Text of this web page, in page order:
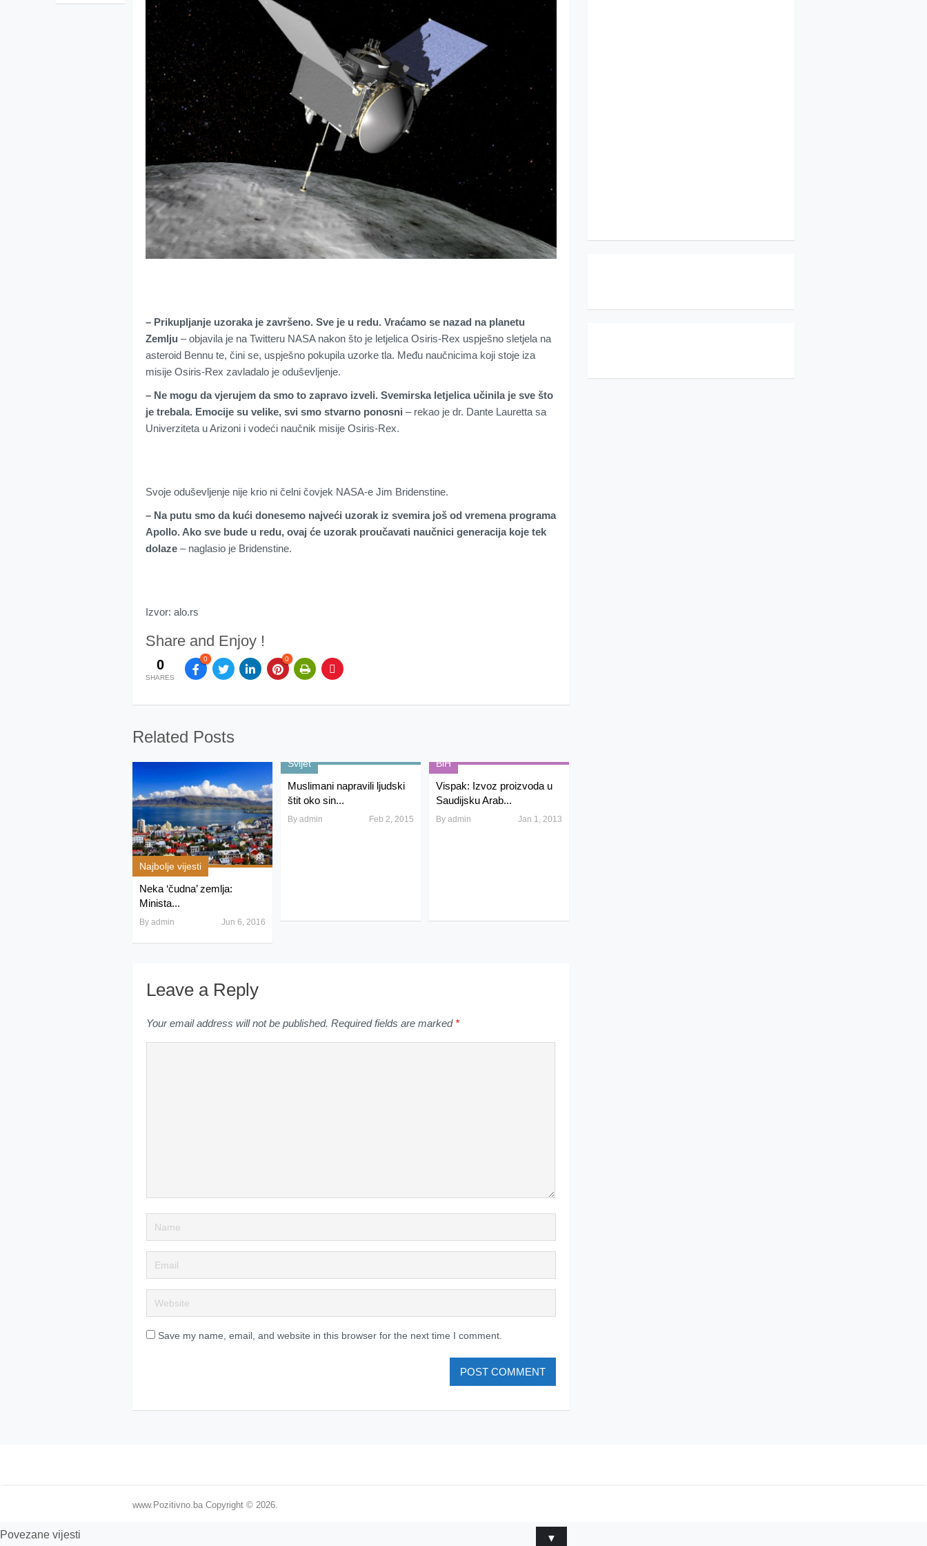
– Prikupljanje uzoraka je završeno. Sve je u redu. Vraćamo se nazad na planetu
Zemlju – objavila je na Twitteru NASA nakon što je letjelica Osiris-Rex uspješno sletjela na
asteroid Bennu te, čini se, uspješno pokupila uzorke tla. Među naučnicima koji stoje iza
misije Osiris-Rex zavladalo je oduševljenje.
– Ne mogu da vjerujem da smo to zapravo izveli. Svemirska letjelica učinila je sve što
je trebala. Emocije su velike, svi smo stvarno ponosni – rekao je dr. Dante Lauretta sa
Univerziteta u Arizoni i vodeći naučnik misije Osiris-Rex.
Svoje oduševljenje nije krio ni čelni čovjek NASA-e Jim Bridenstine.
– Na putu smo da kući donesemo najveći uzorak iz svemira još od vremena programa
Apollo. Ako sve bude u redu, ovaj će uzorak proučavati naučnici generacija koje tek
dolaze – naglasio je Bridenstine.
Izvor: alo.rs
Share and Enjoy !
0
SHARES
0 0
Related Posts
Najbolje vijesti
Neka ‘čudna’ zemlja:
Minista...
By admin Jun 6, 2016
Svijet
Muslimani napravili ljudski
štit oko sin...
By admin Feb 2, 2015
BiH
Vispak: Izvoz proizvoda u
Saudijsku Arab...
By admin Jan 1, 2013
Leave a Reply
Your email address will not be published. Required fields are marked *
Save my name, email, and website in this browser for the next time I comment.
www.Pozitivno.ba Copyright © 2026.
▼
Povezane vijesti